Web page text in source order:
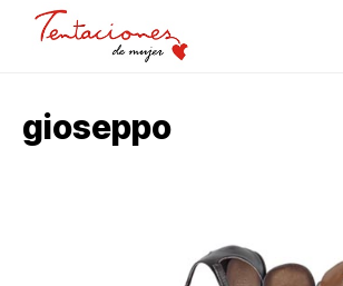
gioseppo